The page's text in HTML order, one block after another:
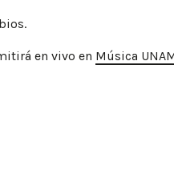
en vivo en Música